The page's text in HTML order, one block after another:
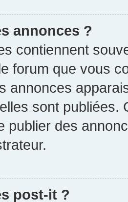
annonces ?
contiennent
forum que vous
annonces
sont publiées.
publier des
post-it ?